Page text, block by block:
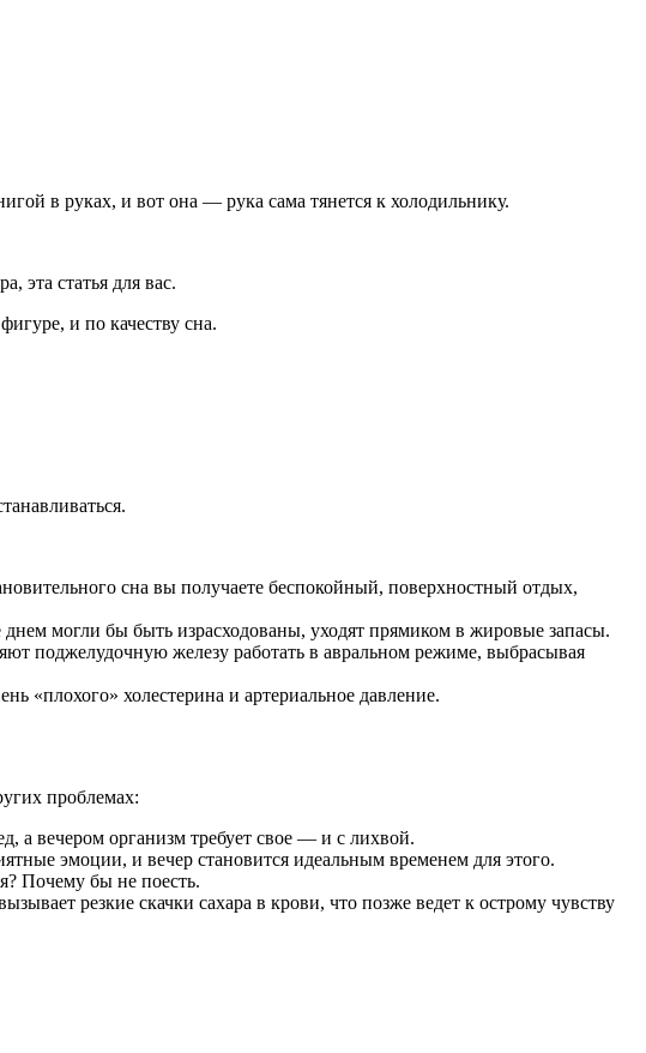
в руках, и вот она — рука сама тянется к холодильнику.
эта статья для вас.
и по качеству сна.
сна вы получаете беспокойный, поверхностный отдых,
могли бы быть израсходованы, уходят прямиком в жировые запасы.
поджелудочную железу работать в авральном режиме, выбрасывая
«плохого» холестерина и артериальное давление.
проблемах:
а вечером организм требует свое — и с лихвой.
эмоции, и вечер становится идеальным временем для этого.
Почему бы не поесть.
резкие скачки сахара в крови, что позже ведет к острому чувству